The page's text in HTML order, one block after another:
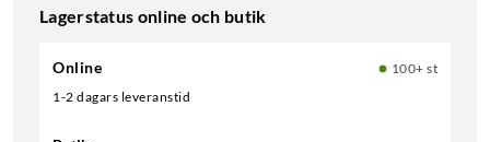
Lagerstatus online och butik
Online
100+ st
1-2 dagars leveranstid